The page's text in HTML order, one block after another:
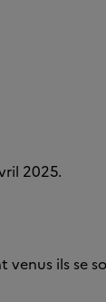
2025.
ils se